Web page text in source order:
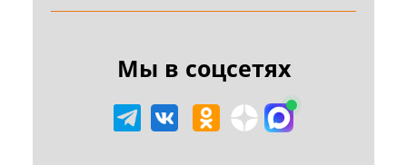
Мы в соцсетях